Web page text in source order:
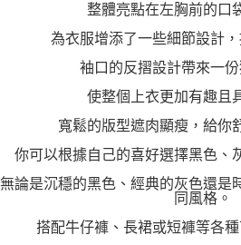
整體亮點在左胸前的口
為衣服增添了一些細節設計
袖口的反摺設計帶來一份
使整個上衣更加有趣且
寬鬆的版型遮肉顯瘦，給你
你可以根據自己的喜好選擇黑色、
無論是沉穩的黑色、經典的灰色還是
同風格。
搭配牛仔褲、長裙或短褲等各